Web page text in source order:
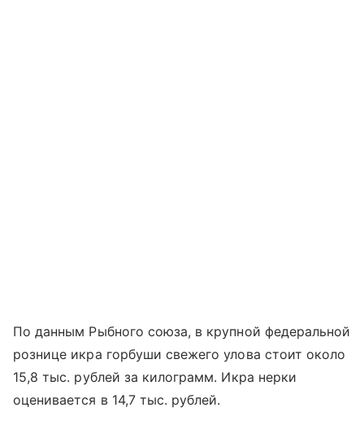
По данным Рыбного союза, в крупной федеральной
рознице икра горбуши свежего улова стоит около
15,8 тыс. рублей за килограмм. Икра нерки
оценивается в 14,7 тыс. рублей.